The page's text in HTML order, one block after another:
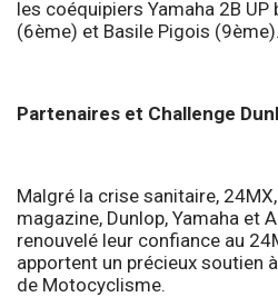
les coéquipiers Yamaha 2B
(6ème) et Basile Pigois (9ème).
Partenaires et Challenge
Malgré la crise sanitaire,
magazine, Dunlop, Yamaha et
renouvelé leur confiance au
apportent un précieux soutien
de Motocyclisme.